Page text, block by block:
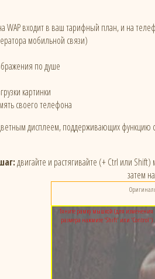
WAP входит в ваш тарифный план, и на
мобильной связи)
по душе
картинки
своего телефона
дисплеем, поддерживающих функцию
двигайте и растягивайте (+ Ctrl или
затем
Тяните рамку мышкой (для изменения
размера нажмите 'Shift' или 'Control')